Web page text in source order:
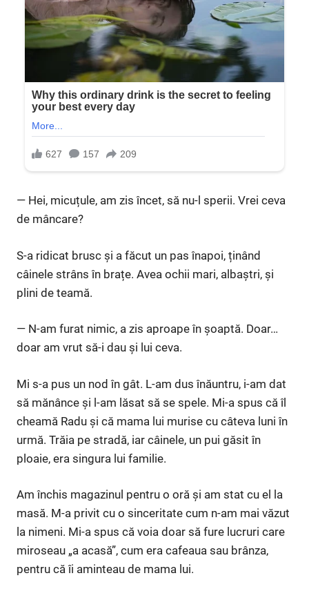
— Hei, micuțule, am zis încet, să nu-l sperii. Vrei ceva
de mâncare?
S-a ridicat brusc și a făcut un pas înapoi, ținând
câinele strâns în brațe. Avea ochii mari, albaștri, și
plini de teamă.
— N-am furat nimic, a zis aproape în șoaptă. Doar…
doar am vrut să-i dau și lui ceva.
Mi s-a pus un nod în gât. L-am dus înăuntru, i-am dat
să mănânce și l-am lăsat să se spele. Mi-a spus că îl
cheamă Radu și că mama lui murise cu câteva luni în
urmă. Trăia pe stradă, iar câinele, un pui găsit în
ploaie, era singura lui familie.
Am închis magazinul pentru o oră și am stat cu el la
masă. M-a privit cu o sinceritate cum n-am mai văzut
la nimeni. Mi-a spus că voia doar să fure lucruri care
miroseau „a acasă”, cum era cafeaua sau brânza,
pentru că îi aminteau de mama lui.